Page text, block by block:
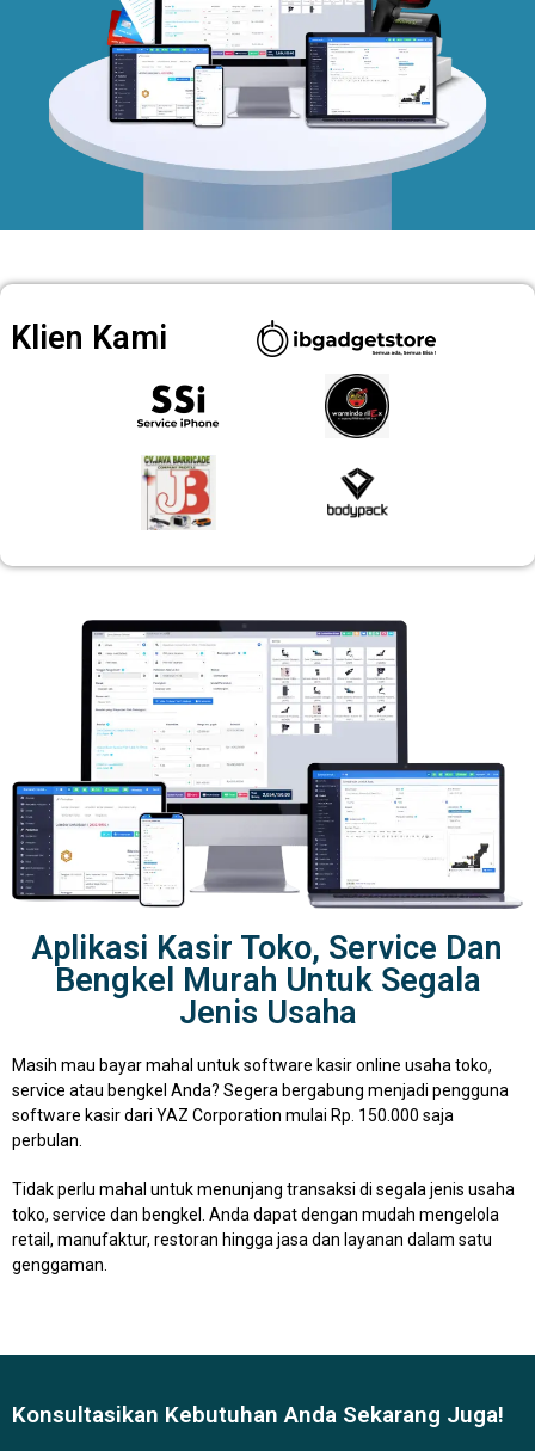
Klien Kami
Aplikasi Kasir Toko, Service Dan
Bengkel Murah Untuk Segala
Jenis Usaha
Masih mau bayar mahal untuk software kasir online usaha toko,
service atau bengkel Anda? Segera bergabung menjadi pengguna
software kasir dari YAZ Corporation mulai Rp. 150.000 saja
perbulan.
Tidak perlu mahal untuk menunjang transaksi di segala jenis usaha
toko, service dan bengkel. Anda dapat dengan mudah mengelola
retail, manufaktur, restoran hingga jasa dan layanan dalam satu
genggaman.
Konsultasikan Kebutuhan Anda Sekarang Juga!